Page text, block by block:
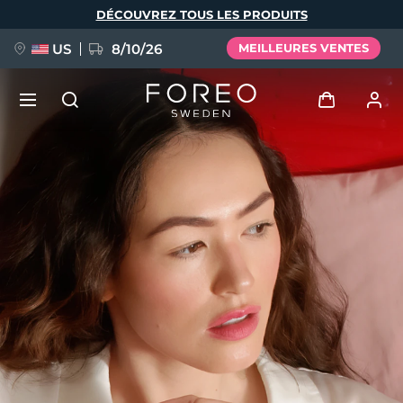
DÉCOUVREZ TOUS LES PRODUITS
US 8/10/26 MEILLEURES VENTES
Se connecter
Profil de l'utilisateur
Mes appareils
Mes commandes
Mes adresses
Mes abonnements
FAQ™ Pure Beauty-Tech Elixir
BREAKING NEWS
issa™ Teeth Whitening Set
Langue
English Deutsch
Español
Français
Português
Polski
Svenska
Русский
Türkçe
简体中文 繁體中文